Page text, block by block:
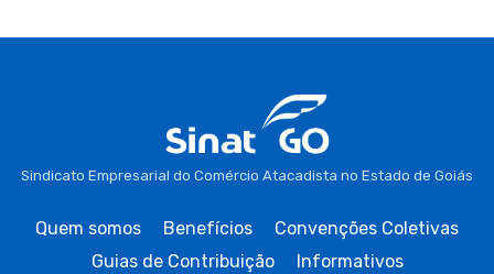
Sindicato Empresarial do Comércio Atacadista no Estado de Goiás
Quem somos Benefícios
Convenções Coletivas
Guias de Contribuição
Informativos